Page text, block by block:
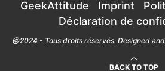
GeekAttitude
Imprint
Déclaration de
@2024 - Tous droits réservés. Designed
BACK TO TOP